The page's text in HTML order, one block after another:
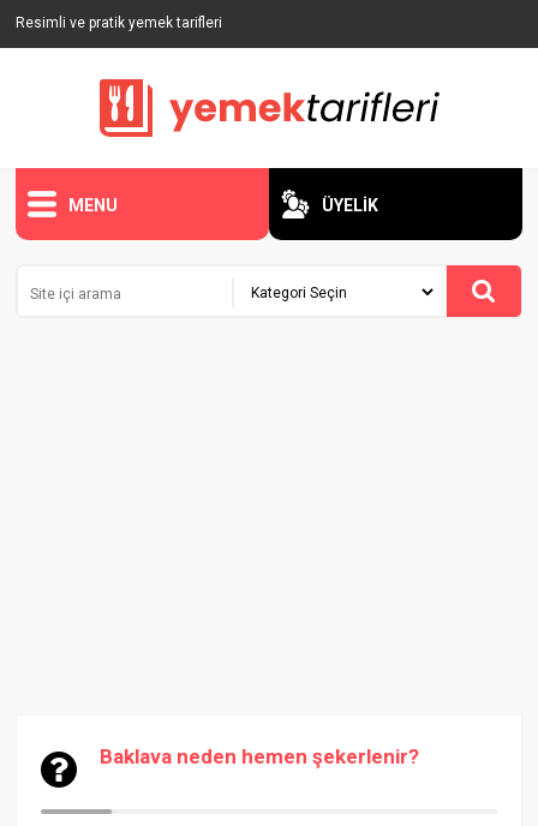
Resimli ve pratik yemek tarifleri
MENU ÜYELİK
Baklava neden hemen şekerlenir?